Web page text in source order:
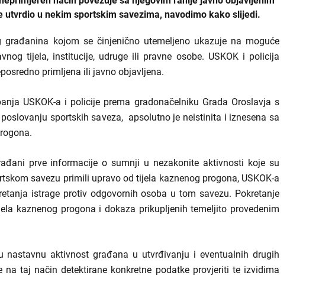
u nekim sportskim savezima, navodimo kako slijedi.
kojom se činjenično utemeljeno ukazuje na moguće
tijela, institucije, udruge ili pravne osobe. USKOK i policija
primljena ili javno objavljena.
USKOK-a i policije prema gradonačelniku Grada Oroslavja s
sportskih saveza, apsolutno je neistinita i iznesena sa
prve informacije o sumnji u nezakonite aktivnosti koje su
savezu primili upravo od tijela kaznenog progona, USKOK-a
istrage protiv odgovornih osoba u tom savezu. Pokretanje
kaznenog progona i dokaza prikupljenih temeljito provedenim
nastavnu aktivnost građana u utvrđivanju i eventualnih drugih
taj način detektirane konkretne podatke provjeriti te izvidima